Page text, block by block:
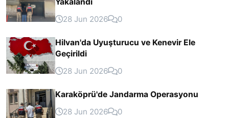
28 Jun 2026
0
Hilvan'da Uyuşturucu ve Kenevir Ele
Geçirildi
28 Jun 2026
0
Karaköprü'de Jandarma Operasyonu
28 Jun 2026
0